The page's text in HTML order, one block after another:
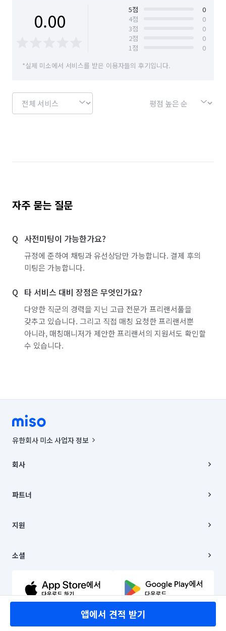
0.00 5점
0
4점
0
3점
0
2점
0
1점
0
*실제 미소에서 서비스를 받은 이용자들의 후기입니다.
자주 묻는 질문
사전미팅이 가능한가요?
규정에 준하여 채팅과 유선상담만 가능합니다. 결제 후의
미팅은 가능합니다.
타 서비스 대비 장점은 무엇인가요?
다양한 직군의 경력을 지닌 고급 전문가 프리랜서풀을
갖추고 있습니다. 그리고 직접 매칭 요청한 프리랜서뿐
아니라, 매칭매니저가 제안한 프리랜서의 지원서도 확인할
수 있습니다.
앱에서 견적 받기
유한회사 미소 사업자 정보
00019 |
주소 | 본사: 서울특별시 종로구 율곡로 6(중학동, 트윈트리빌딩) B동 5층
컨택센터 : 서울특별시 종로구 수송동 율곡로 24, 7층, 8층 미소
상품, 상품정보, 거래에 관한 의무와 책임은 거래당사자에게 있습니다.
언론 보도 관련 문의:
© 유한회사 미소. Miso, Inc. All Rights Reserved.
회사
채용
파트너
이사
지원
이용약관
문의하기
소셜
유튜브